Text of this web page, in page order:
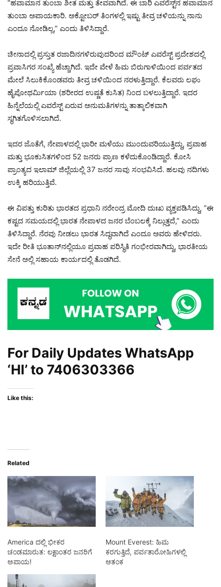
“ಹವಾಮಾನ ತುಂಬಾ ಶೀತ ಮತ್ತು ತೇವವಾಗಿದೆ. ಈ ಬಾರಿ ಎವರೆಸ್ಟ್‌ನ ಹವಾಮಾನ
ತುಂಬಾ ಅಪಾಯಕಾರಿ. ಅಕ್ಟೋಬರ್ ತಿಂಗಳಲ್ಲಿ ಇಷ್ಟು ತೀವ್ರ ಚಳಿಯನ್ನು ನಾನು
ಎಂದೂ ನೋಡಿಲ್ಲ,” ಎಂದು ತಿಳಿಸಿದ್ದಾರೆ.
ಚೀನಾದಲ್ಲಿ ಪ್ರಸ್ತುತ ರಜಾದಿನಗಳಿರುವುದರಿಂದ ಮೌಂಟ್ ಎವರೆಸ್ಟ್ ಪ್ರದೇಶದಲ್ಲಿ
ಪ್ರವಾಸಿಗರ ಸಂಖ್ಯೆ ಹೆಚ್ಚಾಗಿದೆ. ಇದೇ ವೇಳೆ ಹಿಮ ಬಿರುಗಾಳಿಯಿಂದ ಪರ್ವತದ
ಮೇಲೆ ಸಿಲುಕಿಕೊಂಡವರು ತೀವ್ರ ಚಳಿಯಿಂದ ನರಳುತ್ತಿದ್ದಾರೆ. ಕೆಲವರು ಲಘು
ಹೈಪೋಥರ್ಮಿಯಾ (ಶರೀರದ ಉಷ್ಣತೆ ಕುಸಿತ) ನಿಂದ ಬಳಲುತ್ತಿದ್ದಾರೆ. ಇದರ
ಹಿನ್ನೆಲೆಯಲ್ಲಿ ಎವರೆಸ್ಟ್ ಏರುವ ಅನುಮತಿಗಳನ್ನು ತಾತ್ಕಾಲಿಕವಾಗಿ
ಸ್ಥಗಿತಗೊಳಿಸಲಾಗಿದೆ.
ಇದರ ಜೊತೆಗೆ, ನೇಪಾಳದಲ್ಲಿ ಭಾರೀ ಮಳೆಯು ಮುಂದುವರಿಯುತ್ತಿದ್ದು, ಪ್ರವಾಹ
ಮತ್ತು ಭೂಕುಸಿತಗಳಿಂದ 52 ಜನರು ಪ್ರಾಣ ಕಳೆದುಕೊಂಡಿದ್ದಾರೆ. ಕೋಸಿ
ಪ್ರಾಂತ್ಯದ ಇಲಾಮ್ ಜಿಲ್ಲೆಯಲ್ಲಿ 37 ಜನರ ಸಾವು ಸಂಭವಿಸಿದೆ. ಹಲವು ನದಿಗಳು
ಉಕ್ಕಿ ಹರಿಯುತ್ತಿವೆ.
ಈ ವಿಪತ್ತು ಕುರಿತು ಭಾರತದ ಪ್ರಧಾನಿ ನರೇಂದ್ರ ಮೋದಿ ದುಃಖ ವ್ಯಕ್ತಪಡಿಸಿದ್ದು, “ಈ
ಕಷ್ಟದ ಸಮಯದಲ್ಲಿ ಭಾರತ ನೇಪಾಳದ ಜನರ ಬೆಂಬಲಕ್ಕೆ ನಿಲ್ಲುತ್ತದೆ,” ಎಂದು
ತಿಳಿಸಿದ್ದಾರೆ. ನೆರವು ನೀಡಲು ಭಾರತ ಸಿದ್ಧವಾಗಿದೆ ಎಂದೂ ಅವರು ಹೇಳಿದರು.
ಇದೇ ರೀತಿ ಭೂತಾನ್‌ನಲ್ಲಿಯೂ ಪ್ರವಾಹ ಪರಿಸ್ಥಿತಿ ಗಂಭೀರವಾಗಿದ್ದು, ಭಾರತೀಯ
ಸೇನೆ ಅಲ್ಲಿ ಸಹಾಯ ಕಾರ್ಯದಲ್ಲಿ ತೊಡಗಿದೆ.
For Daily Updates WhatsApp
‘HI’ to 7406303366
Like this:
Related
America ದಲ್ಲಿ ಭೀಕರ
ಚಂಡಮಾರುತ: ಲಕ್ಷಾಂತರ ಜನರಿಗೆ
ಅಪಾಯ!
Mount Everest: ಹಿಮ
ಕರಗುತ್ತಿದೆ, ಪರ್ವತಾರೋಹಿಗಳಲ್ಲಿ
ಆತಂಕ